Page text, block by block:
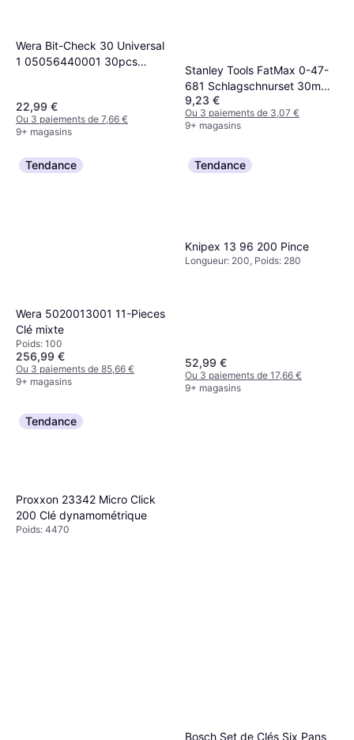
Longueur: 289, Poids: 460
79,90 €
Wera Bit-Check 30 Universal
1 05056440001 30pcs
22,99 €
Ou 3 paiements de 7,66 €
9+ magasins
Stanley Tools FatMax 0-47-
681 Schlagschnurset 30m
Outil de mesure
9,23 €
Ou 3 paiements de 3,07 €
9+ magasins
Tendance
Wera 5020013001 11-Pieces
Clé mixte
Poids: 100
256,99 €
Ou 3 paiements de 85,66 €
9+ magasins
Tendance
Knipex 13 96 200 Pince
Longueur: 200, Poids: 280
52,99 €
Ou 3 paiements de 17,66 €
9+ magasins
Tendance
Proxxon 23342 Micro Click
200 Clé dynamométrique
Poids: 4470
Bosch Set de Clés Six Pans